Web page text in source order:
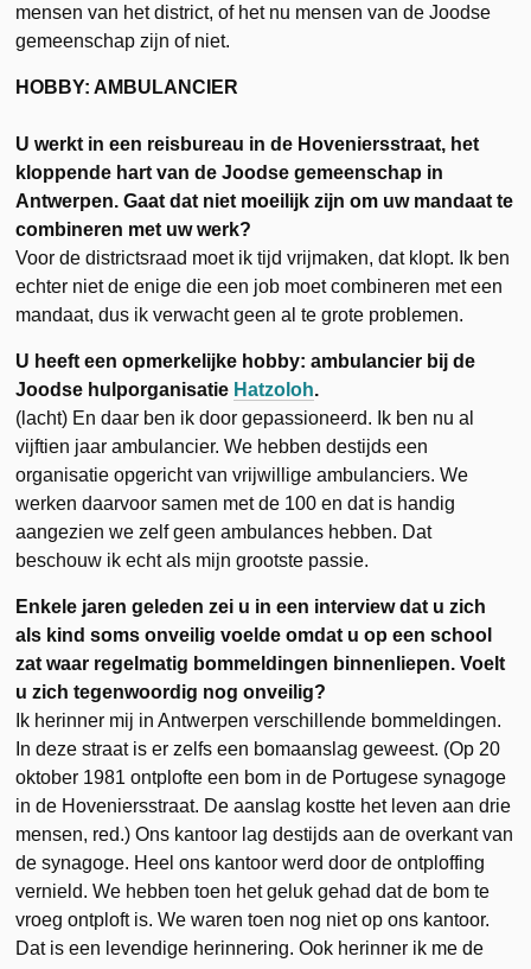
mensen van het district, of het nu mensen van de Joodse
gemeenschap zijn of niet.
HOBBY: AMBULANCIER
U werkt in een reisbureau in de Hoveniersstraat, het
kloppende hart van de Joodse gemeenschap in
Antwerpen. Gaat dat niet moeilijk zijn om uw mandaat te
combineren met uw werk?
Voor de districtsraad moet ik tijd vrijmaken, dat klopt. Ik ben
echter niet de enige die een job moet combineren met een
mandaat, dus ik verwacht geen al te grote problemen.
U heeft een opmerkelijke hobby: ambulancier bij de
Joodse hulporganisatie Hatzoloh.
(lacht) En daar ben ik door gepassioneerd. Ik ben nu al
vijftien jaar ambulancier. We hebben destijds een
organisatie opgericht van vrijwillige ambulanciers. We
werken daarvoor samen met de 100 en dat is handig
aangezien we zelf geen ambulances hebben. Dat
beschouw ik echt als mijn grootste passie.
Enkele jaren geleden zei u in een interview dat u zich
als kind soms onveilig voelde omdat u op een school
zat waar regelmatig bommeldingen binnenliepen. Voelt
u zich tegenwoordig nog onveilig?
Ik herinner mij in Antwerpen verschillende bommeldingen.
In deze straat is er zelfs een bomaanslag geweest. (Op 20
oktober 1981 ontplofte een bom in de Portugese synagoge
in de Hoveniersstraat. De aanslag kostte het leven aan drie
mensen, red.) Ons kantoor lag destijds aan de overkant van
de synagoge. Heel ons kantoor werd door de ontploffing
vernield. We hebben toen het geluk gehad dat de bom te
vroeg ontploft is. We waren toen nog niet op ons kantoor.
Dat is een levendige herinnering. Ook herinner ik me de